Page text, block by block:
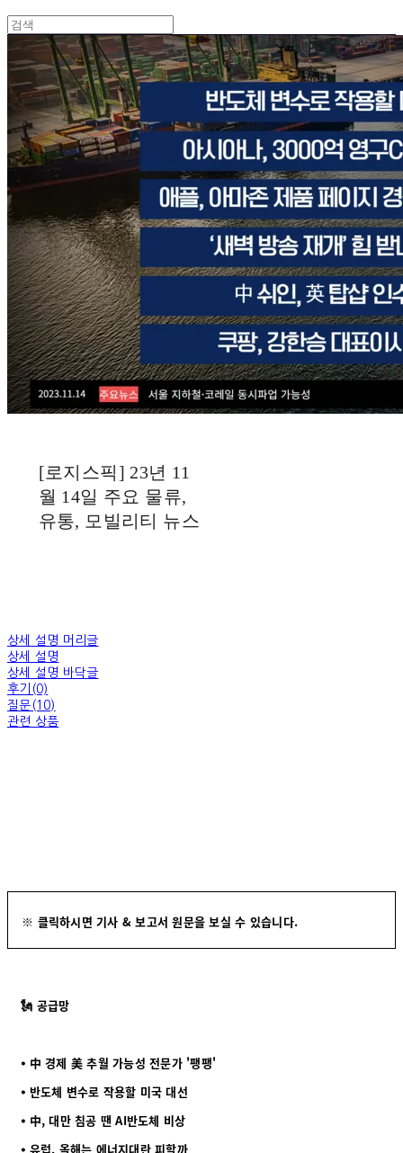
[로지스픽] 23년 11
월 14일 주요 물류,
유통, 모빌리티 뉴스
상세 설명 머리글
상세 설명
상세 설명 바닥글
후기(0)
질문(10)
관련 상품
※ 클릭하시면 기사 & 보고서 원문을 보실 수 있습니다.
🗽 공급망
⦁ 中 경제 美 추월 가능성 전문가 '팽팽'
⦁ 반도체 변수로 작용할 미국 대선
⦁ 中, 대만 침공 땐 AI반도체 비상
⦁ 유럽, 올해는 에너지대란 피할까